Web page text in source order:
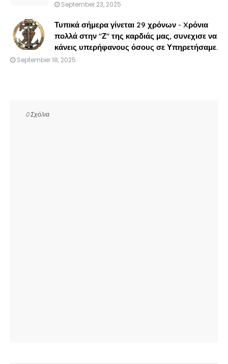
September 23, 2025
Τυπικά σήμερα γίνεται 29 χρόνων - Xρόνια
πολλά στην "Ζ" της καρδιάς μας, συνεχισε να
κάνεις υπερήφανους όσους σε Υπηρετήσαμε.
September 18, 2025
0 Σχόλια